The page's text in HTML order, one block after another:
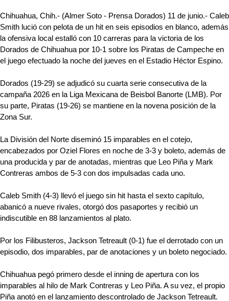
Chihuahua, Chih.- (Almer Soto - Prensa Dorados) 11 de junio.- Caleb
Smith lució con pelota de un hit en seis episodios en blanco, además
la ofensiva local estalló con 10 carreras para la victoria de los
Dorados de Chihuahua por 10-1 sobre los Piratas de Campeche en
el juego efectuado la noche del jueves en el Estadio Héctor Espino.
Dorados (19-29) se adjudicó su cuarta serie consecutiva de la
campaña 2026 en la Liga Mexicana de Beisbol Banorte (LMB). Por
su parte, Piratas (19-26) se mantiene en la novena posición de la
Zona Sur.
La División del Norte diseminó 15 imparables en el cotejo,
encabezados por Oziel Flores en noche de 3-3 y boleto, además de
una producida y par de anotadas, mientras que Leo Piña y Mark
Contreras ambos de 5-3 con dos impulsadas cada uno.
Caleb Smith (4-3) llevó el juego sin hit hasta el sexto capítulo,
abanicó a nueve rivales, otorgó dos pasaportes y recibió un
indiscutible en 88 lanzamientos al plato.
Por los Filibusteros, Jackson Tetreault (0-1) fue el derrotado con un
episodio, dos imparables, par de anotaciones y un boleto negociado.
Chihuahua pegó primero desde el inning de apertura con los
imparables al hilo de Mark Contreras y Leo Piña. A su vez, el propio
Piña anotó en el lanzamiento descontrolado de Jackson Tetreault.